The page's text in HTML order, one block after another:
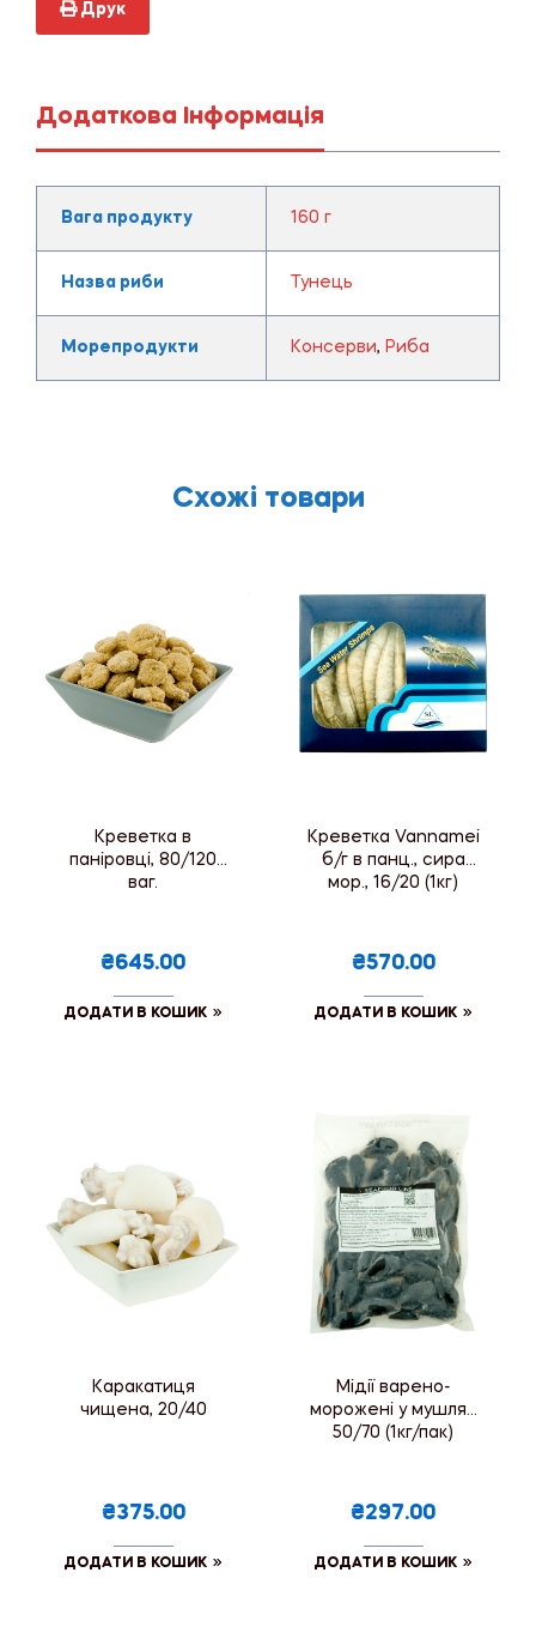
Друк
Додаткова Інформація
Вага продукту 160 г
Назва риби Тунець
Морепродукти Консерви, Риба
Схожі товари
Креветка в
паніровці, 80/120
ваг.
₴645.00
ДОДАТИ В КОШИК
Креветка Vannamei
б/г в панц., сира
мор., 16/20 (1кг)
₴570.00
ДОДАТИ В КОШИК
Каракатиця
чищена, 20/40
₴375.00
ДОДАТИ В КОШИК
Мідії варено-
морожені у мушлях
50/70 (1кг/пак)
₴297.00
ДОДАТИ В КОШИК